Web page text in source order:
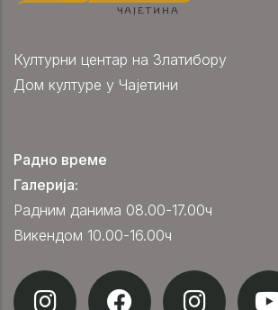
Културни центар на Златибору
Дом културе у Чајетини
Радно време
Галерија:
Радним данима 08.00-17.00ч
Викендом 10.00-16.00ч